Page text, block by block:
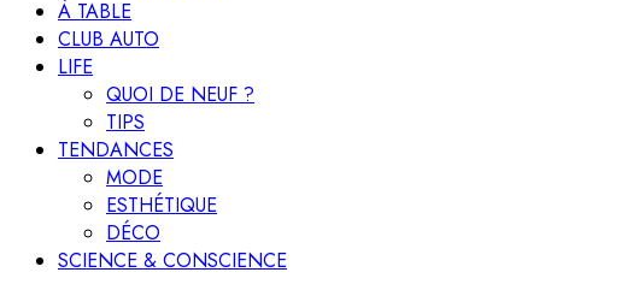
À TABLE
CLUB AUTO
LIFE
QUOI DE NEUF ?
TIPS
TENDANCES
MODE
ESTHÉTIQUE
DÉCO
SCIENCE & CONSCIENCE